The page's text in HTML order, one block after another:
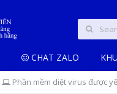
CHAT ZALO
Phần mềm diệt virus được